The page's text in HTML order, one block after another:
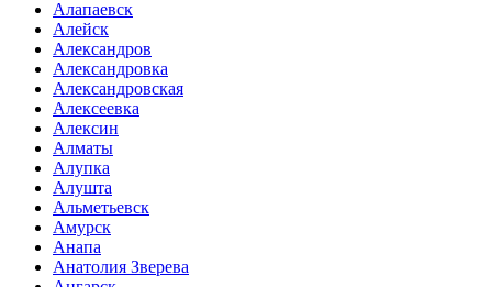
Алапаевск
Алейск
Александров
Александровка
Александровская
Алексеевка
Алексин
Алматы
Алупка
Алушта
Альметьевск
Амурск
Анапа
Анатолия Зверева